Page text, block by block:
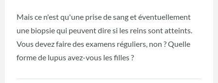
Mais ce n'est qu'une prise de sang et éventuellement
une biopsie qui peuvent dire si les reins sont atteints.
Vous devez faire des examens réguliers, non ? Quelle
forme de lupus avez-vous les filles ?